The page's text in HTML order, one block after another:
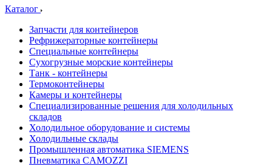
Каталог
Запчасти для контейнеров
Рефрижераторные контейнеры
Специальные контейнеры
Сухогрузные морские контейнеры
Танк - контейнеры
Термоконтейнеры
Камеры и контейнеры
Специализированные решения для холодильных
складов
Холодильное оборудование и системы
Холодильные склады
Промышленная автоматика SIEMENS
Пневматика CAMOZZI